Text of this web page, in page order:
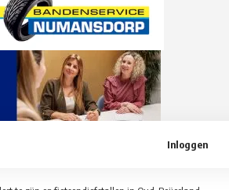
Inloggen